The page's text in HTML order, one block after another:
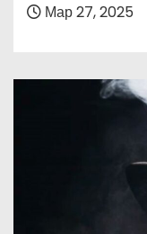
Мар 27, 2025